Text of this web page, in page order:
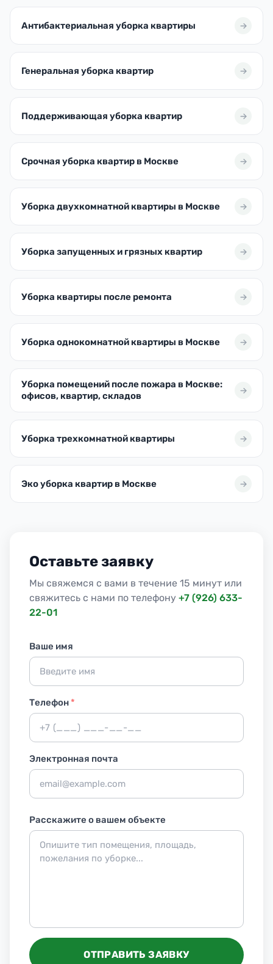
Антибактериальная уборка квартиры
Генеральная уборка квартир
Поддерживающая уборка квартир
Срочная уборка квартир в Москве
Уборка двухкомнатной квартиры в Москве
Уборка запущенных и грязных квартир
Уборка квартиры после ремонта
Уборка однокомнатной квартиры в Москве
Уборка помещений после пожара в Москве:
офисов, квартир, складов
Уборка трехкомнатной квартиры
Эко уборка квартир в Москве
Оставьте заявку
Мы свяжемся с вами в течение 15 минут или
свяжитесь с нами по телефону +7 (926) 633-
22-01
Ваше имя
Телефон*
Электронная почта
Расскажите о вашем объекте
ОТПРАВИТЬ ЗАЯВКУ